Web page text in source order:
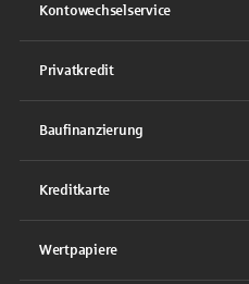
Kontowechselservice
Privatkredit
Baufinanzierung
Kreditkarte
Wertpapiere